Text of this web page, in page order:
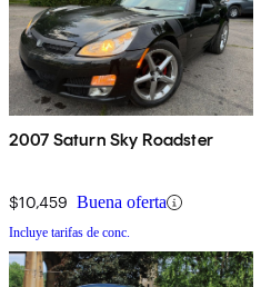
2007 Saturn Sky Roadster
$10,459 Buena oferta
Incluye tarifas de conc.